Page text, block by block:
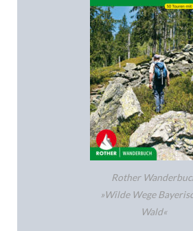
Rother
»Wilde Wege
Wald«